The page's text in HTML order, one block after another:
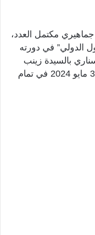
مكتمل العدد،
الدولي” في دورته
بالسيدة زينب
يومياً خلال الفترة من 27، وحتى 30 مايو 2024 في تمام